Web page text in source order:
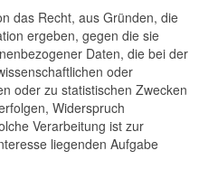
das Recht, aus Gründen, die
ergeben, gegen die sie
Daten, die bei der
oder
oder zu statistischen Zwecken
Widerspruch
Verarbeitung ist zur
liegenden Aufgabe